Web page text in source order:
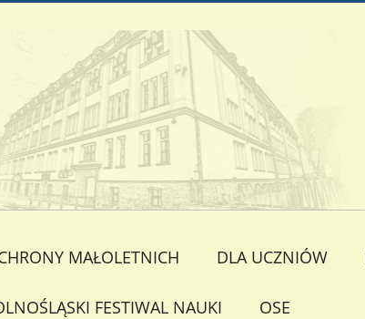
MAŁOLETNICH DLA UCZNIÓW
FESTIWAL NAUKI OSE